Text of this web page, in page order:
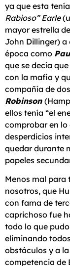
ya que esta
Rabioso” Earle
mayor estrella
John Dillinger)
época como
que se decía
con la mafia y
compañía de
Robinson
ellos tenía “el
comprobar en lo
desperdicios
quedar durante
papeles
Menos mal para
nosotros, que
con fama de
caprichoso fue
todo lo que
eliminando
obstáculos y a la
competencia de